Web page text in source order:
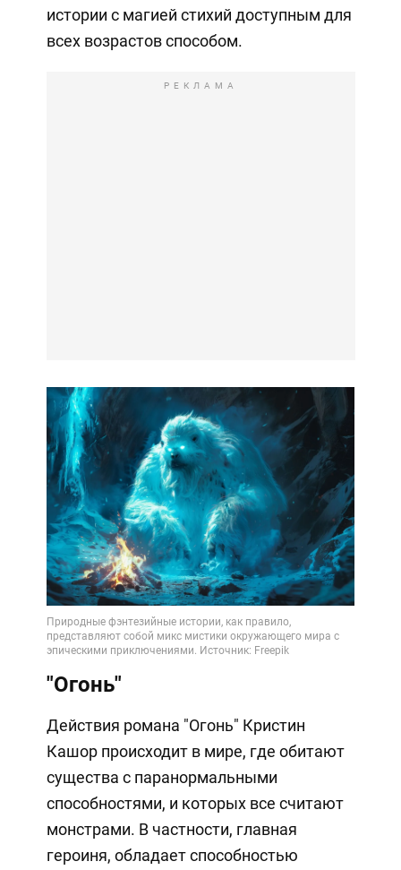
истории с магией стихий доступным для
всех возрастов способом.
РЕКЛАМА
"Огонь"
Действия романа "Огонь" Кристин
Кашор происходит в мире, где обитают
существа с паранормальными
способностями, и которых все считают
монстрами. В частности, главная
героиня, обладает способностью